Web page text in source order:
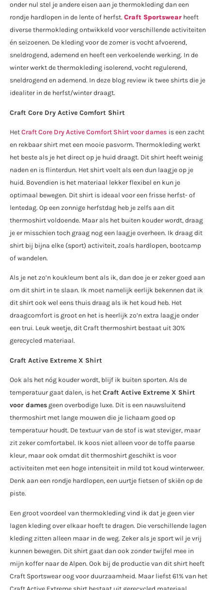
onder nul stel je andere eisen aan je thermokleding dan een
rondje hardlopen in de lente of herfst. Craft Sportswear heeft
diverse thermokleding ontwikkeld voor verschillende activiteiten
én seizoenen. De kleding voor de zomer is vocht afvoerend,
sneldrogend, ademend en heeft een verkoelende werking. In de
winter werkt de thermokleding isolerend, vocht regulerend,
sneldrogend en ademend. In deze blog review ik twee shirts die je
idealiter in de herfst/winter draagt.
Craft Core Dry Active Comfort Shirt
HetCraft Core Dry Active Comfort Shirt voor dames is een zacht
en rekbaar shirt met een mooie pasvorm. Thermokleding werkt
het beste als je het direct op je huid draagt. Dit shirt heeft weinig
naden en is flinterdun. Het shirt voelt als een dun laagje op je
huid. Bovendien is het materiaal lekker flexibel en kun je
optimaal bewegen. Dit shirt is ideaal voor een frisse herfst- of
lentedag. Op een zonnige herfstdag heb je zelfs aan dit
thermoshirt voldoende. Maar als het buiten kouder wordt, draag
je er misschien toch graag nog een laagje overheen. Ik draag dit
shirt bij bijna elke (sport) activiteit, zoals hardlopen, bootcamp
of wandelen.
Als je net zo’n koukleum bent als ik, dan doe je er zeker goed aan
om dit shirt in te slaan. Ik moet namelijk eerlijk bekennen dat ik
dit shirt ook wel eens thuis draag als ik het koud heb. Het
draagcomfort is groot en het is heerlijk zo’n extra laagje onder
een trui. Leuk weetje, dit Craft thermoshirt bestaat uit 30%
gerecycled materiaal.
Craft Active Extreme X Shirt
Ook als het nóg kouder wordt, blijf ik buiten sporten. Als de
temperatuur gaat dalen, is hetCraft Active Extreme X Shirt
voor dames geen overbodige luxe. Dit is een nauwsluitend
thermoshirt met lange mouwen die je lichaam goed op
temperatuur houdt. De textuur van de stof is wat steviger, maar
zit zeker comfortabel. Ik koos niet alleen voor de toffe paarse
kleur, maar ook omdat dit thermoshirt geschikt is voor
activiteiten met een hoge intensiteit in mild tot koud winterweer.
Denk aan een rondje hardlopen, een uurtje fietsen of skiën op de
piste.
Een groot voordeel van thermokleding vind ik dat je geen vier
lagen kleding over elkaar hoeft te dragen. Die verschillende lagen
kleding zitten alleen maar in de weg. Zeker als je sport wil je vrij
kunnen bewegen. Dit shirt gaat dan ook zonder twijfel mee in
mijn koffer naar de Alpen. Ook bij de productie van dit shirt heeft
Craft Sportswear oog voor duurzaamheid. Maar liefst 61% van het